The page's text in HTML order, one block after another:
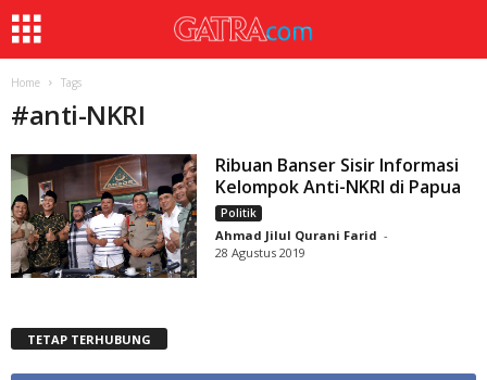
Home Tags
#anti-NKRI
Ribuan Banser Sisir Informasi
Kelompok Anti-NKRI di Papua
Politik
Ahmad Jilul Qurani Farid -
28 Agustus 2019
TETAP TERHUBUNG